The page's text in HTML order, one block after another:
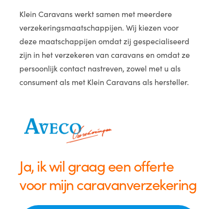
Klein Caravans werkt samen met meerdere
verzekeringsmaatschappijen. Wij kiezen voor
deze maatschappijen omdat zij gespecialiseerd
zijn in het verzekeren van caravans en omdat ze
persoonlijk contact nastreven, zowel met u als
consument als met Klein Caravans als hersteller.
Ja, ik wil graag een offerte
voor mijn caravanverzekering